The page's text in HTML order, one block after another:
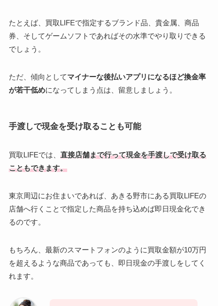
たとえば、買取LIFEで指定するブランド品、貴金属、商品
券、そしてゲームソフトであればその水準でやり取りできる
でしょう。
ただ、傾向としてマイナーな後払いアプリになるほど換金率
が若干低めになってしまう点は、留意しましょう。
手渡しで現金を受け取ることも可能
買取LIFEでは、 直接店舗まで行って現金を手渡しで受け取る
こともできます。
東京周辺にお住まいであれば、あきる野市にある買取LIFEの
店舗へ行くことで指定した商品を持ち込めば即日現金化でき
るのです。
もちろん、最新のスマートフォンのように買取金額が10万円
を超えるような商品であっても、即日現金の手渡しをしてく
れます。